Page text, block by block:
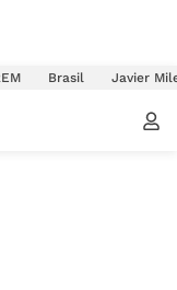
Brasil Javier